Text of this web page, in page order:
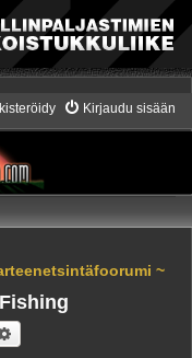
Kirjaudu sisään
~